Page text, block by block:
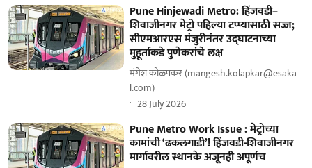
Pune Hinjewadi Metro: हिंजवडी–
शिवाजीनगर मेट्रो पहिल्या टप्प्यासाठी सज्ज;
सीएमआरएस मंजुरीनंतर उद्‌घाटनाच्या
मुहूर्ताकडे पुणेकरांचे लक्ष
मंगेश कोळपकर (mangesh.kolapkar@esaka
l.com)
28 July 2026
Pune Metro Work Issue : मेट्रोच्या
कामांची ‘ढकलगाडी’! हिंजवडी-शिवाजीनगर
मार्गावरील स्थानके अजूनही अपूर्णच